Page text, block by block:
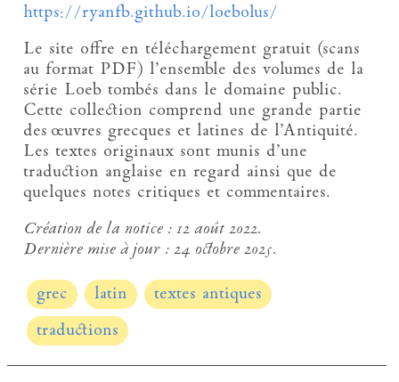
https://ryanfb.github.io/loebolus/
Le site offre en téléchargement gratuit (scans
au format PDF) l’ensemble des volumes de la
série Loeb tombés dans le domaine public.
Cette collection comprend une grande partie
des œuvres grecques et latines de l’Antiquité.
Les textes originaux sont munis d’une
traduction anglaise en regard ainsi que de
quelques notes critiques et commentaires.
Création de la notice :12 août 2022.
Dernière mise à jour :24 octobre 2025.
grec latin
textes antiques
traductions